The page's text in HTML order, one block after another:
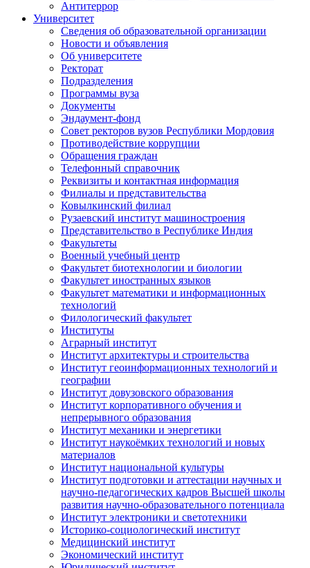
Антитеррор
Университет
Сведения об образовательной организации
Новости и объявления
Об университете
Ректорат
Подразделения
Программы вуза
Документы
Эндаумент-фонд
Совет ректоров вузов Республики Мордовия
Противодействие коррупции
Обращения граждан
Телефонный справочник
Реквизиты и контактная информация
Филиалы и представительства
Ковылкинский филиал
Рузаевский институт машиностроения
Представительство в Республике Индия
Факультеты
Военный учебный центр
Факультет биотехнологии и биологии
Факультет иностранных языков
Факультет математики и информационных
технологий
Филологический факультет
Институты
Аграрный институт
Институт архитектуры и строительства
Институт геоинформационных технологий и
географии
Институт довузовского образования
Институт корпоративного обучения и
непрерывного образования
Институт механики и энергетики
Институт наукоёмких технологий и новых
материалов
Институт национальной культуры
Институт подготовки и аттестации научных и
научно-педагогических кадров Высшей школы
развития научно-образовательного потенциала
Институт электроники и светотехники
Историко-социологический институт
Медицинский институт
Экономический институт